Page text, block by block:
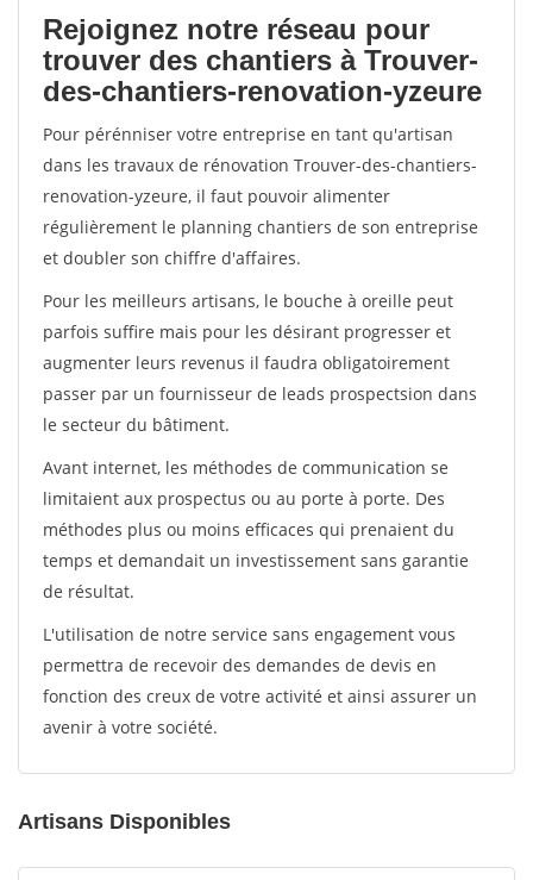
Rejoignez notre réseau pour
trouver des chantiers à Trouver-
des-chantiers-renovation-yzeure
Pour pérénniser votre entreprise en tant qu'artisan
dans les travaux de rénovation Trouver-des-chantiers-
renovation-yzeure, il faut pouvoir alimenter
régulièrement le planning chantiers de son entreprise
et doubler son chiffre d'affaires.
Pour les meilleurs artisans, le bouche à oreille peut
parfois suffire mais pour les désirant progresser et
augmenter leurs revenus il faudra obligatoirement
passer par un fournisseur de leads prospectsion dans
le secteur du bâtiment.
Avant internet, les méthodes de communication se
limitaient aux prospectus ou au porte à porte. Des
méthodes plus ou moins efficaces qui prenaient du
temps et demandait un investissement sans garantie
de résultat.
L'utilisation de notre service sans engagement vous
permettra de recevoir des demandes de devis en
fonction des creux de votre activité et ainsi assurer un
avenir à votre société.
Artisans Disponibles